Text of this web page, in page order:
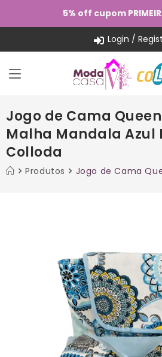
5% off cupom
Login /
Jogo de Cama
Malha Mandala Azul
Colloda
Produtos Jogo de Cama